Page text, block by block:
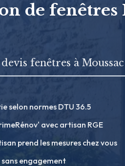
de fenêtres
fenêtres à Moussac
selon normes DTU 36.5
avec artisan RGE
prend les mesures chez vous
sans engagement